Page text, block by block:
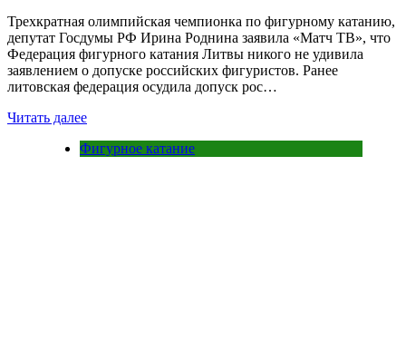
Трехкратная олимпийская чемпионка по фигурному катанию,
депутат Госдумы РФ Ирина Роднина заявила «Матч ТВ», что
Федерация фигурного катания Литвы никого не удивила
заявлением о допуске российских фигуристов. Ранее
литовская федерация осудила допуск рос…
Читать далее
Фигурное катание